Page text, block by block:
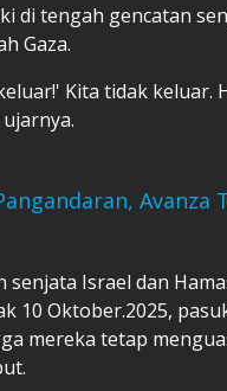
di tengah gencatan
Gaza.
Kita tidak keluar.
Israel dan
10 Oktober.2025,
mereka tetap